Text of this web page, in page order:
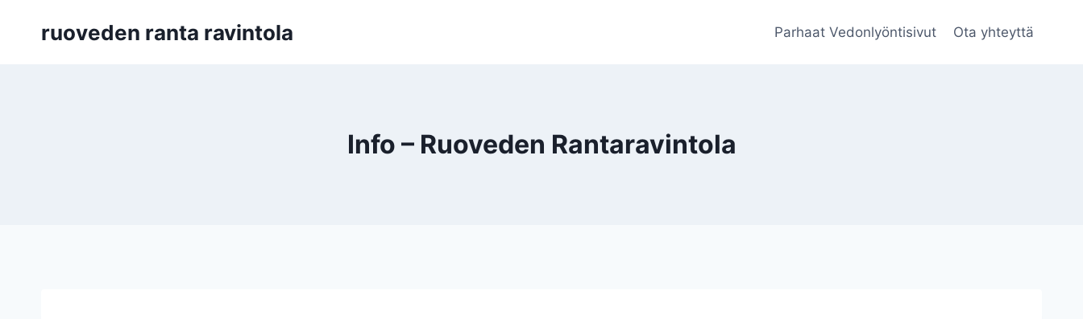
sisältöönruoveden ranta ravintola Parhaat Vedonlyöntisivut Ota yhteyttä
Info – Ruoveden Rantaravintola